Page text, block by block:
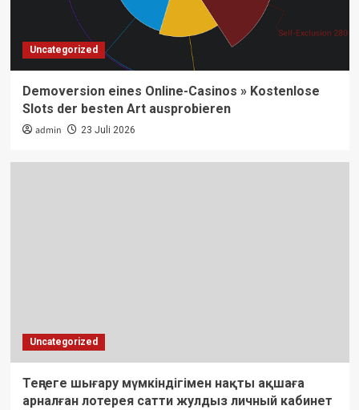
Uncategorized
Demoversion eines Online-Casinos » Kostenlose
Slots der besten Art ausprobieren
admin 23 Juli 2026
Uncategorized
Теңгеге шығару мүмкіндігімен нақты ақшаға
арналған лотерея сатти жулдыз личный кабинет